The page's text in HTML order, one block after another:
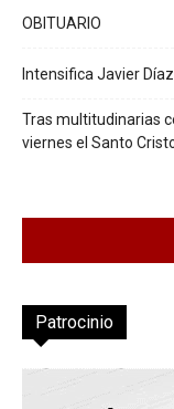
OBITUARIO
Intensifica Javier
Tras multitudinarias
viernes el Santo
Patrocinio